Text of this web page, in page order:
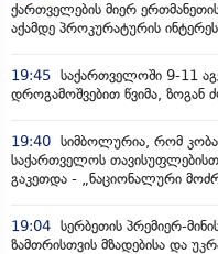
ქართველების მიერ
აქამდე პროკურატურის
19:45 საქართველოში 9-11
დროგამოშვებით წვიმა, ზოგან
19:40 სიმბოლურია, რომ
საქართველოს
გაკეთდა - „ნაციონალური
19:04 სერბეთის პრემიერ-
ზამთრისთვის მზადებისა და